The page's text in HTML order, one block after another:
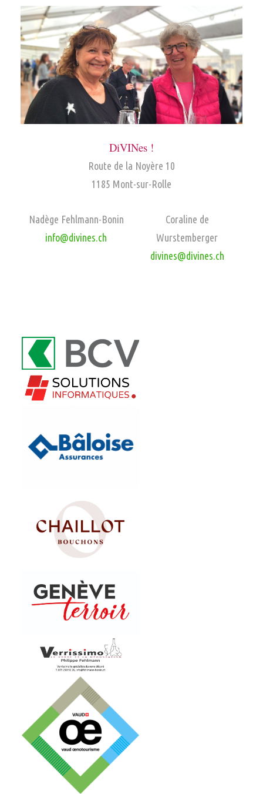
DiVINes !
Route de la Noyère 10
1185 Mont-sur-Rolle
Nadège Fehlmann-Bonin
info@divines.ch
Coraline de
Wurstemberger
divines@divines.ch